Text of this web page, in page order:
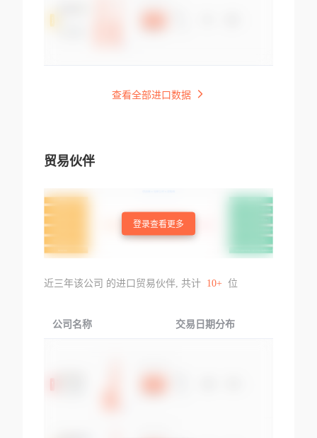
查看全部进口数据
贸易伙伴
登录查看更多
近三年该公司 的进口贸易伙伴, 共计 10+ 位
公司名称 交易日期分布